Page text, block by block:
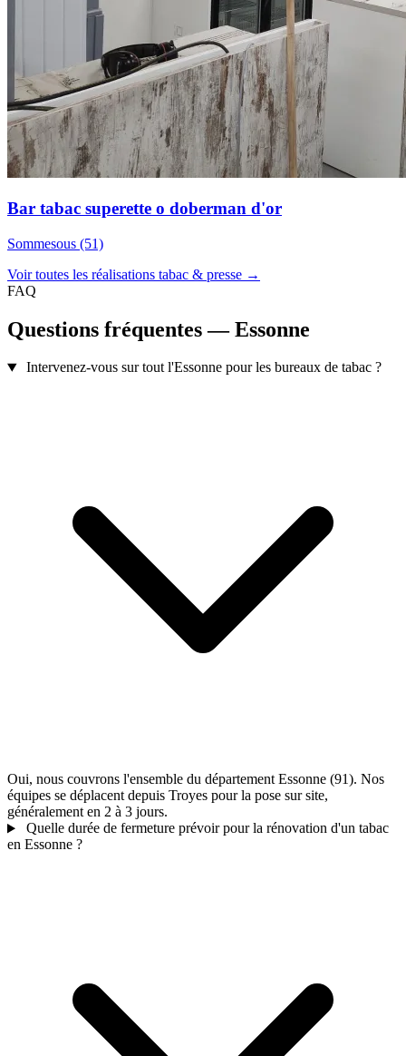
Bar tabac superette o doberman d'or
Sommesous (51)
Voir toutes les réalisations tabac & presse →
FAQ
Questions fréquentes — Essonne
Intervenez-vous sur tout l'Essonne pour les bureaux de tabac ?
Oui, nous couvrons l'ensemble du département Essonne (91). Nos
équipes se déplacent depuis Troyes pour la pose sur site,
généralement en 2 à 3 jours.
Quelle durée de fermeture prévoir pour la rénovation d'un tabac
en Essonne ?